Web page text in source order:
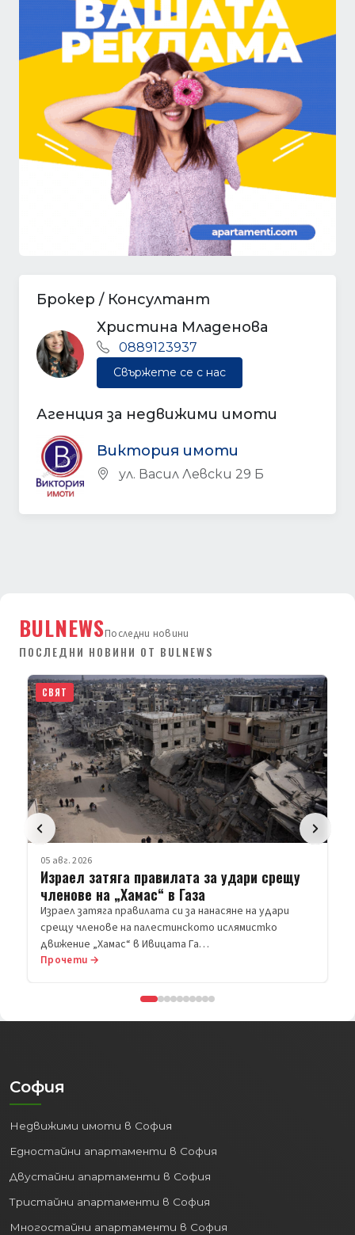
Брокер / Консултант
Христина Младенова
0889123937
Свържете се с нас
Агенция за недвижими имоти
Виктория имоти
ул. Васил Левски 29 Б
BULNEWSПоследни новини
ПОСЛЕДНИ НОВИНИ ОТ BULNEWS
СВЯТ
05 авг. 2026
Израел затяга правилата за удари срещу
членове на „Хамас“ в Газа
Израел затяга правилата си за нанасяне на удари
срещу членове на палестинското ислямистко
движение „Хамас“ в Ивицата Га…
Прочети →
София
Недвижими имоти в София
Едностайни апартаменти в София
Двустайни апартаменти в София
Тристайни апартаменти в София
Многостайни апартаменти в София